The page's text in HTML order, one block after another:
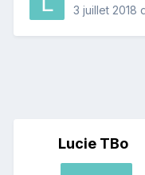
3 juillet 2018
Lucie TBo